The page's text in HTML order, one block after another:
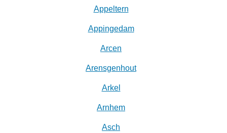
Appeltern
Appingedam
Arcen
Arensgenhout
Arkel
Arnhem
Asch